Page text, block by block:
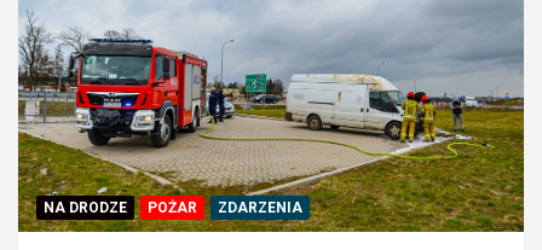
NA DRODZE POŻAR ZDARZENIA